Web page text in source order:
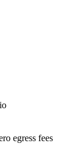
egress fees